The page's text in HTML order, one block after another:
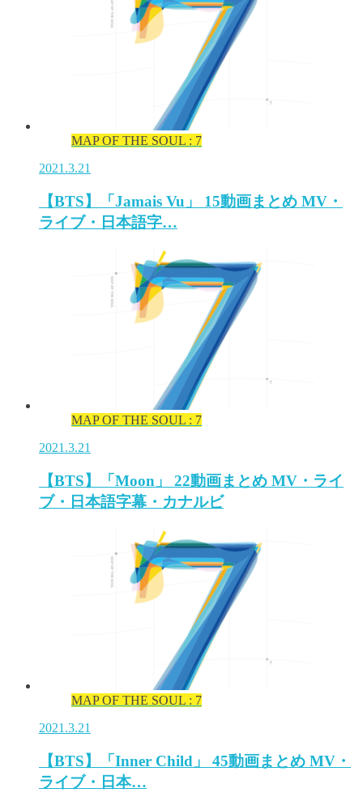
MAP OF THE SOUL : 7
2021.3.21
【BTS】「Jamais Vu」 15動画まとめ MV・
ライブ・日本語字…
MAP OF THE SOUL : 7
2021.3.21
【BTS】「Moon」 22動画まとめ MV・ライ
ブ・日本語字幕・カナルビ
MAP OF THE SOUL : 7
2021.3.21
【BTS】「Inner Child」 45動画まとめ MV・
ライブ・日本…